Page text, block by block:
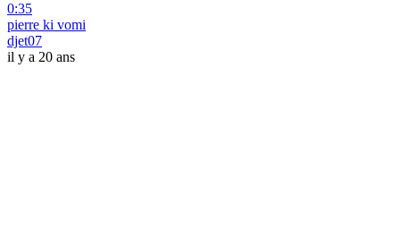
0:35
pierre ki vomi
djet07
il y a 20 ans